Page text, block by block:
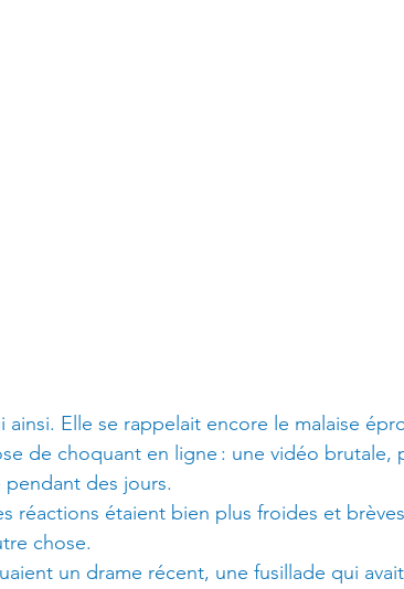
ainsi. Elle se rappelait encore le malaise
de choquant en ligne : une vidéo brutale,
pendant des jours.
réactions étaient bien plus froides et
chose.
un drame récent, une fusillade qui